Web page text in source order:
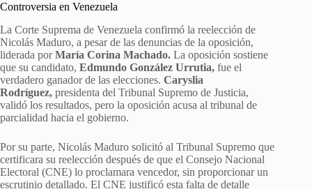
Controversia en Venezuela
La Corte Suprema de Venezuela confirmó la reelección de
Nicolás Maduro, a pesar de las denuncias de la oposición,
liderada porMaría Corina Machado. La oposición sostiene
que su candidato, Edmundo González Urrutia, fue el
verdadero ganador de las elecciones. Caryslia
Rodríguez, presidenta del Tribunal Supremo de Justicia,
validó los resultados, pero la oposición acusa al tribunal de
parcialidad hacia el gobierno.
Por su parte, Nicolás Maduro solicitó al Tribunal Supremo que
certificara su reelección después de que el Consejo Nacional
Electoral (CNE) lo proclamara vencedor, sin proporcionar un
escrutinio detallado. El CNE justificó esta falta de detalle